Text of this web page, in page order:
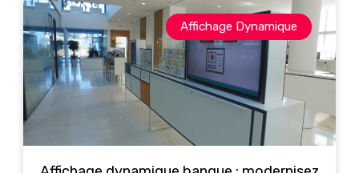
Affichage Dynamique